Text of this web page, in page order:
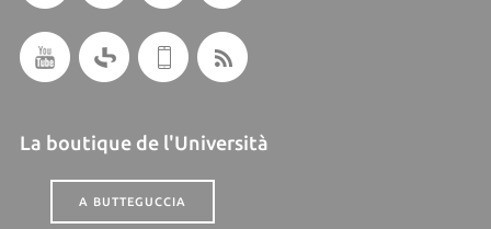
La boutique de l'Università
A BUTTEGUCCIA